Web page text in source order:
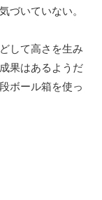
づいていない。
して高さを生み
果はあるようだ
ボール箱を使っ